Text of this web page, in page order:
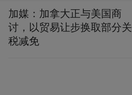
加媒：加拿大正与美国商
讨，以贸易让步换取部分关
税减免